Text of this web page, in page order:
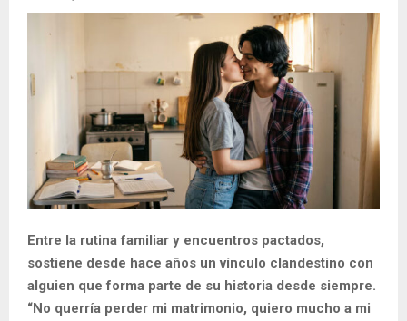
Entre la rutina familiar y encuentros pactados,
sostiene desde hace años un vínculo clandestino con
alguien que forma parte de su historia desde siempre.
“No querría perder mi matrimonio, quiero mucho a mi